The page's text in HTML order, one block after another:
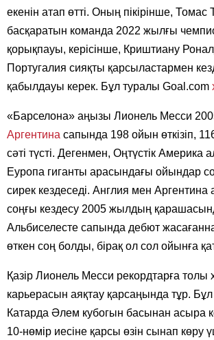
екенін атап өтті. Оның пікірінше, Томас
басқаратын команда 2022 жылғы
қорықпауы, керісінше, Криштиану
Португалия сияқты қарсыластармен
қабылдауы керек. Бұл туралы Goal.com
«Барселона» аңызы Лионель Месси
Аргентина сапында 198 ойын өткізіп,
сәті түсті. Дегенмен, Оңтүстік Америка
Еуропа гиганты арасындағы ойындар
сирек кездеседі. Англия мен
соңғы кездесу 2005 жылдың
Альбиселесте сапында дебют
өткен соң болды, бірақ ол сол ойынға
Қазір Лионель Месси рекордтарға
карьерасын аяқтау қарсаңында тұр.
Катарда Әлем кубогын басынан асыра
10-нөмір иесіне қарсы өзін сынап көру